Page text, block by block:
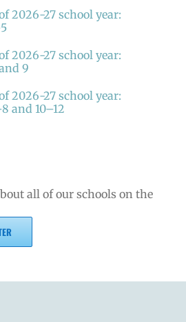
2026-27 school year:
2026-27 school year:
9
2026-27 school year:
and 10–12
all of our schools on the